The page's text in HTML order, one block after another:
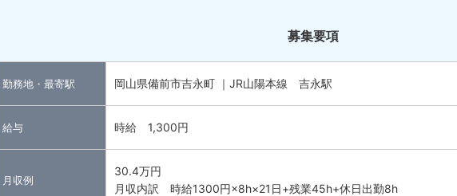
募集要項
勤務地・最寄駅 岡山県備前市吉永町 ｜JR山陽本線 吉永駅
給与 時給 1,300円
月収例
30.4万円
月収内訳 時給1300円×8h×21日+残業45h+休日出勤8h